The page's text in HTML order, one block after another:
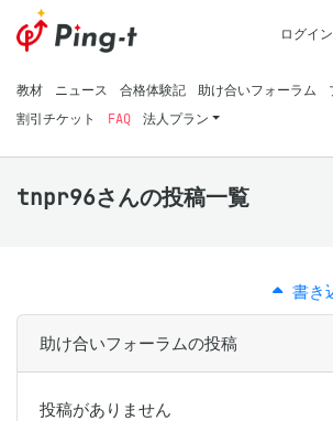
教材 ニュース 合格体験記 助け合いフォーラム
割引チケット
FAQ 法人プラン
ログイン
tnpr96さんの投稿一覧
書き
助け合いフォーラムの投稿
投稿がありません